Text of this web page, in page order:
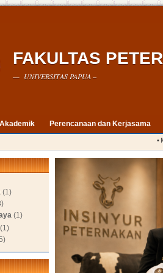
FAKULTAS
— UNIVERSITAS PAPUA –
Akademik Perencanaan dan Kerjasama
Meriah
(1)
(1)
(1)